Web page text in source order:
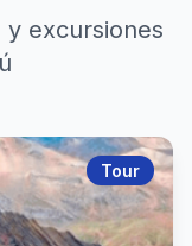
excursiones
Tour